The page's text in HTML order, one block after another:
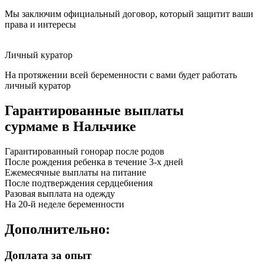
Мы заключим официальный договор, который защитит ваши
права и интересы
Личный куратор
На протяжении всей беременности с вами будет работать
личный куратор
Гарантированные выплаты
сурмаме в Нальчике
Гарантированный гонорар после родов
После рождения ребенка в течение 3-х дней
Ежемесячные выплаты на питание
После подтверждения сердцебиения
Разовая выплата на одежду
На 20-й неделе беременности
Дополнительно:
Доплата за опыт